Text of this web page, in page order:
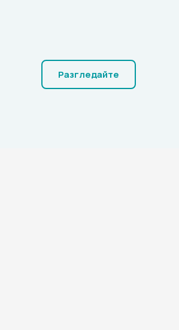
Разгледайте